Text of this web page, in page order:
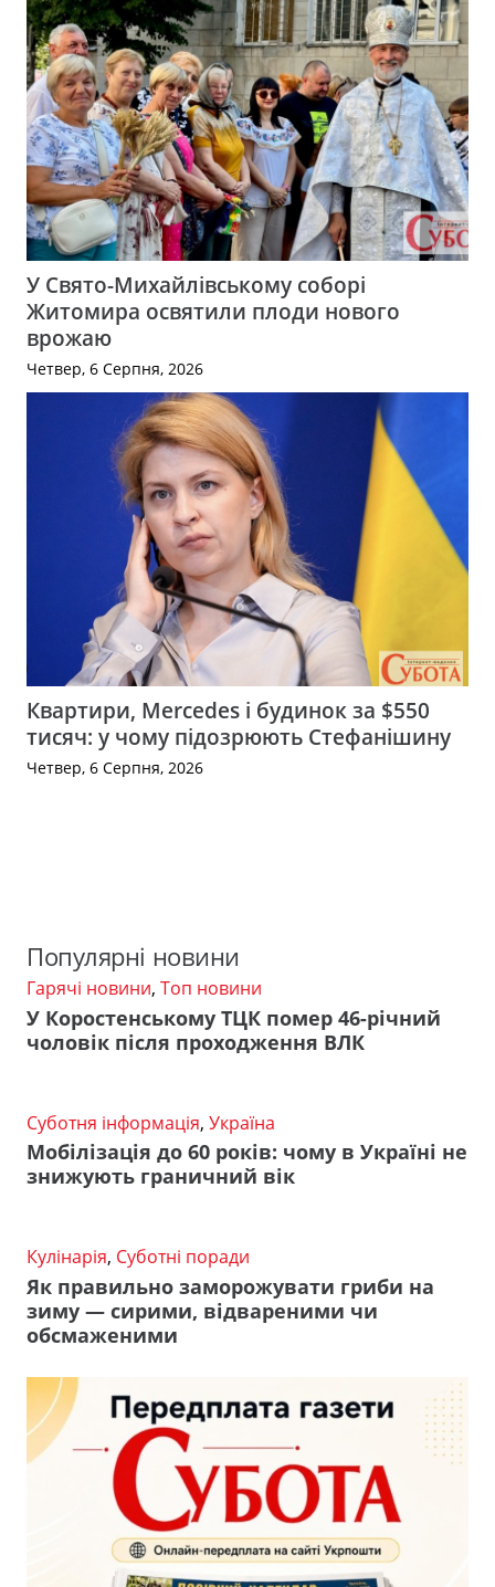
У Свято-Михайлівському соборі
Житомира освятили плоди нового
врожаю
Четвер, 6 Серпня, 2026
Квартири, Mercedes і будинок за $550
тисяч: у чому підозрюють Стефанішину
Четвер, 6 Серпня, 2026
Популярні новини
Гарячі новини, Топ новини
У Коростенському ТЦК помер 46-річний
чоловік після проходження ВЛК
Суботня інформація, Україна
Мобілізація до 60 років: чому в Україні не
знижують граничний вік
Кулінарія, Суботні поради
Як правильно заморожувати гриби на
зиму — сирими, відвареними чи
обсмаженими